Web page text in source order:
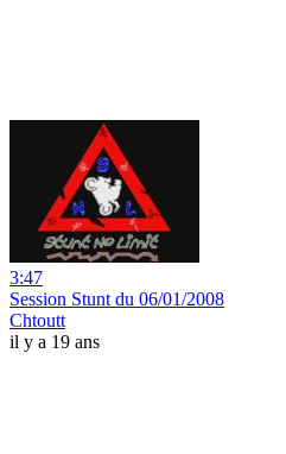
3:47
Session Stunt du 06/01/2008
Chtoutt
il y a 19 ans